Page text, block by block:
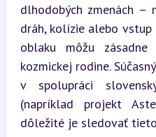
dlhodobých zmenách –
dráh, kolízie alebo
oblaku môžu
kozmickej rodine.
v spolupráci
(napríklad projekt
dôležité je sledovať